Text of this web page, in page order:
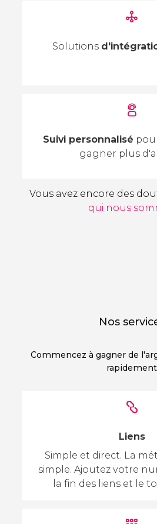
Solutions
Suivi personnalisé
gagner plus
Vous avez encore des
qui nous
Nos
Commencez à gagner de
rapidement
Liens
Simple et direct. La
simple. Ajoutez votre
la fin des liens et le